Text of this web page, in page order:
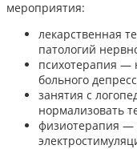
мероприятия:
лекарственная
патологий
психотерапия —
больного
занятия с
нормализовать
физиотерапия —